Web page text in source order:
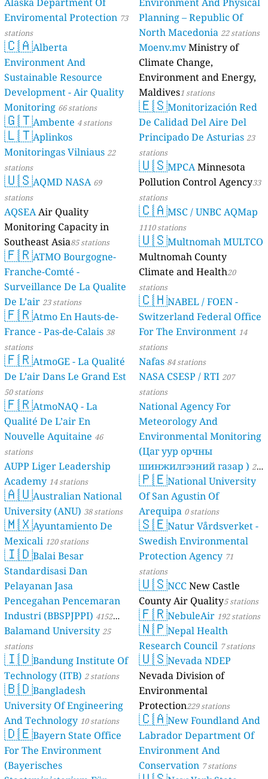
Enviromental Protection 73
stations
🇨🇦Alberta
Environment And
Sustainable Resource
Development - Air Quality
Monitoring 66 stations
🇬🇹Ambente 4 stations
🇱🇹Aplinkos
Monitoringas Vilniaus 22
stations
🇺🇸AQMD NASA 69
stations
AQSEAAir Quality
Monitoring Capacity in
Southeast Asia85 stations
🇫🇷ATMO Bourgogne-
Franche-Comté -
Surveillance De La Qualite
De L’air 23 stations
🇫🇷Atmo En Hauts-de-
France - Pas-de-Calais 38
stations
🇫🇷AtmoGE - La Qualité
De L’air Dans Le Grand Est
50 stations
🇫🇷AtmoNAQ - La
Qualité De L’air En
Nouvelle Aquitaine 46
stations
AUPP Liger Leadership
Academy 14 stations
🇦🇺Australian National
University (ANU) 38 stations
🇲🇽Ayuntamiento De
Mexicali 120 stations
🇮🇩Balai Besar
Standardisasi Dan
Pelayanan Jasa
Pencegahan Pencemaran
Industri (BBSPJPPI) 4152
stations
Balamand University25
stations
🇮🇩Bandung Institute Of
Technology (ITB) 2 stations
🇧🇩Bangladesh
University Of Engineering
And Technology 10 stations
🇩🇪Bayern State Office
For The Environment
(Bayerisches
Planning – Republic Of
North Macedonia 22 stations
Moenv.mvMinistry of
Climate Change,
Environment and Energy,
Maldives1 stations
🇪🇸Monitorización Red
De Calidad Del Aire Del
Principado De Asturias 23
stations
🇺🇸MPCAMinnesota
Pollution Control Agency33
stations
🇨🇦MSC / UNBC AQMap
1110 stations
🇺🇸Multnomah MULTCO
Multnomah County
Climate and Health20
stations
🇨🇭NABEL / FOEN -
Switzerland Federal Office
For The Environment 14
stations
Nafas 84 stations
NASA CSESP / RTI 207
stations
National Agency For
Meteorology And
Environmental Monitoring
(Цаг уур орчны
шинжилгээний газар ) 21
stations
🇵🇪National University
Of San Agustin Of
Arequipa 0 stations
🇸🇪Natur Vårdsverket -
Swedish Environmental
Protection Agency 71
stations
🇺🇸NCCNew Castle
County Air Quality5 stations
🇫🇷NebuleAir 192 stations
🇳🇵Nepal Health
Research Council 7 stations
🇺🇸Nevada NDEP
Nevada Division of
Environmental
Protection229 stations
🇨🇦New Foundland And
Labrador Department Of
Environment And
Conservation 7 stations